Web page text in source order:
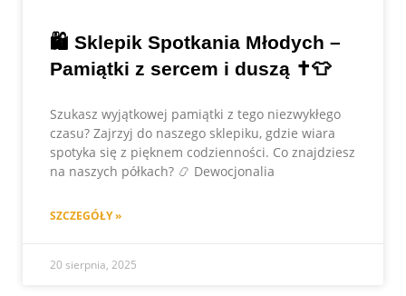
🛍️ Sklepik Spotkania Młodych –
Pamiątki z sercem i duszą ✝️👕
Szukasz wyjątkowej pamiątki z tego niezwykłego
czasu? Zajrzyj do naszego sklepiku, gdzie wiara
spotyka się z pięknem codzienności. Co znajdziesz
na naszych półkach? 📿 Dewocjonalia
SZCZEGÓŁY »
20 sierpnia, 2025